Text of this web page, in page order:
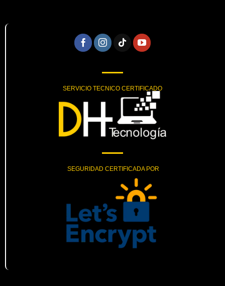
SERVICIO TECNICO CERTIFICADO
SEGURIDAD CERTIFICADA POR